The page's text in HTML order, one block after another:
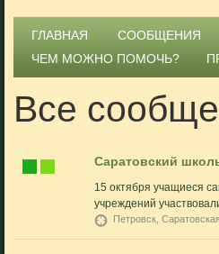
ГЛАВНАЯ СООБЩЕНИЯ
ЧЕМ МОЖНО ПОМОЧЬ?
Все
Саратовский
15 октября учащиеся
учреждений
Петровск,